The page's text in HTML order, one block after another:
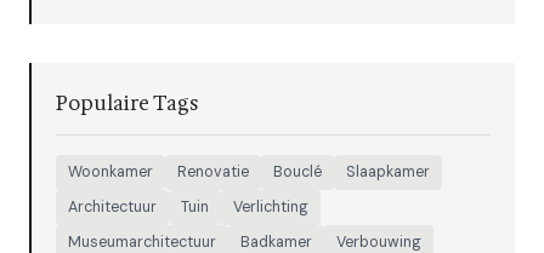
Populaire Tags
Woonkamer Renovatie Bouclé
Slaapkamer
Architectuur
Tuin
Verlichting
Museumarchitectuur
Badkamer
Verbouwing